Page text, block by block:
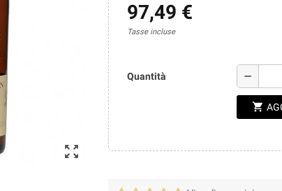
zoom_out_map
97,49 €
Tasse incluse
Quantità remove
shopping_cart